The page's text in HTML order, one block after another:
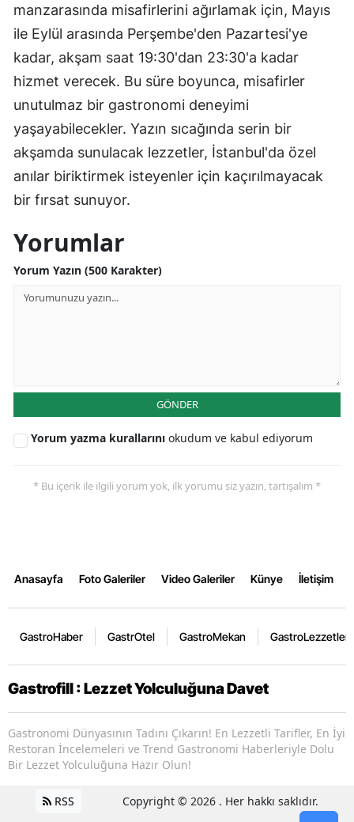
manzarasında misafirlerini ağırlamak için, Mayıs
ile Eylül arasında Perşembe'den Pazartesi'ye
kadar, akşam saat 19:30'dan 23:30'a kadar
hizmet verecek. Bu süre boyunca, misafirler
unutulmaz bir gastronomi deneyimi
yaşayabilecekler. Yazın sıcağında serin bir
akşamda sunulacak lezzetler, İstanbul'da özel
anılar biriktirmek isteyenler için kaçırılmayacak
bir fırsat sunuyor.
Yorumlar
Yorum Yazın (500 Karakter)
GÖNDER
Yorum yazma kurallarını okudum ve kabul ediyorum
* Bu içerik ile ilgili yorum yok, ilk yorumu siz yazın, tartışalım *
Anasayfa Foto Galeriler Video Galeriler Künye İletişim
GastroHaber GastrOtel GastroMekan GastroLezzetler
Gastrofill : Lezzet Yolculuğuna Davet
Gastronomi Dünyasının Tadını Çıkarın! En Lezzetli Tarifler, En İyi
Restoran İncelemeleri ve Trend Gastronomi Haberleriyle Dolu
Bir Lezzet Yolculuğuna Hazır Olun!
RSS Copyright © 2026 . Her hakkı saklıdır.